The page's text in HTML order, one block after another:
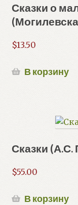
Сказки о
$13.50
В корзину
Сказки
$55.00
В корзину